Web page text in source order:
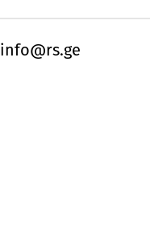
info@rs.ge